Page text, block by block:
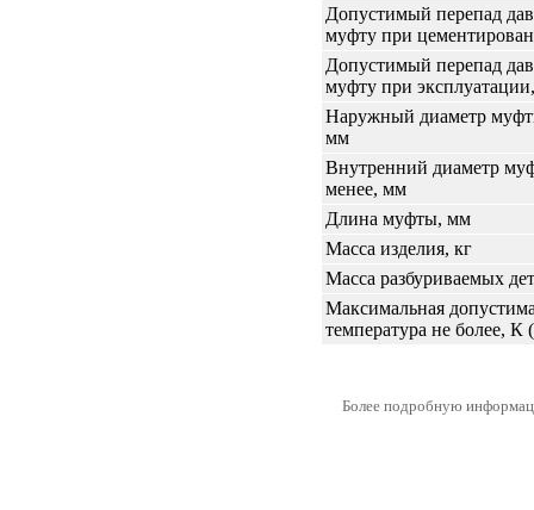
Допустимый перепад
муфту при
Допустимый перепад
муфту при
Наружный диаметр
мм
Внутренний диаметр
менее, мм
Длина муфты, мм
Масса изделия, кг
Масса разбуриваемых
Максимальная
температура не более, К
Более подробную